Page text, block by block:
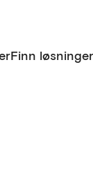
Finn løsninger